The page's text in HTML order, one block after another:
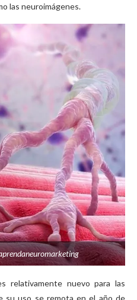
las neuroimágenes.
relativamente nuevo para las
su uso se remota en el año de